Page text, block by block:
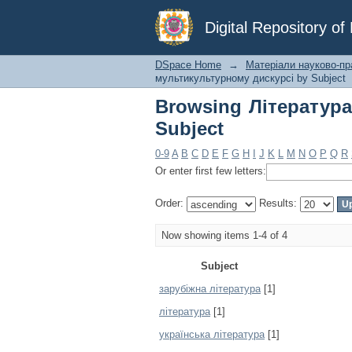
Digital Repository of
Browsing
DSpace Home → Матеріали науково-
мультикультурному дискурсі by Subject
Browsing
Subject
0-9 A B C D E F G H J K L M N O P Q R
Or enter first few letters:
Order: Results:
Now showing items 1-4 of 4
Subject
зарубіжна література[1]
література[1]
українська література[1]